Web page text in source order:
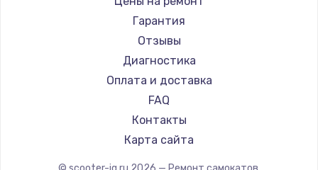
Joyor
Minimotors
Bork
Segway
KIRIN
Гарантия
Отзывы
Диагностика
Оплата и доставка
FAQ
Контакты
Карта сайта